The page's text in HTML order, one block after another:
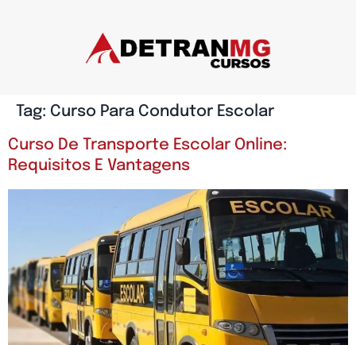
Tag: Curso Para Condutor Escolar
Curso De Transporte Escolar Online:
Requisitos E Vantagens